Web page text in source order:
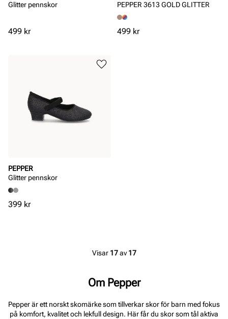
Glitter pennskor
Pris
499 kr
PEPPER 3613 GOLD GLITTER
Pris
499 kr
PEPPER
Glitter pennskor
Pris
399 kr
Visar 17av17
Om Pepper
Pepper är ett norskt skomärke som tillverkar skor för barn med fokus
på komfort, kvalitet och lekfull design. Här får du skor som tål aktiva